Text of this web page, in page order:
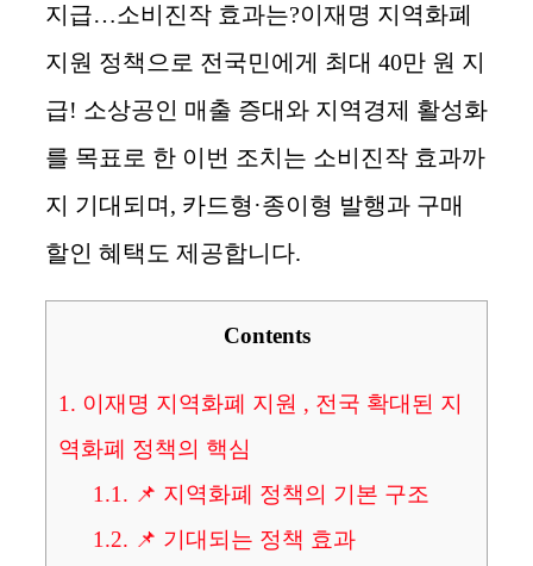
지급…소비진작 효과는?이재명 지역화폐
지원 정책으로 전국민에게 최대 40만 원 지
급! 소상공인 매출 증대와 지역경제 활성화
를 목표로 한 이번 조치는 소비진작 효과까
지 기대되며, 카드형·종이형 발행과 구매
할인 혜택도 제공합니다.
Contents
1. 이재명 지역화폐 지원 , 전국 확대된 지
역화폐 정책의 핵심
1.1. 📌 지역화폐 정책의 기본 구조
1.2. 📌 기대되는 정책 효과